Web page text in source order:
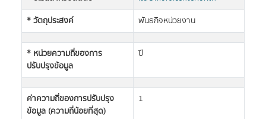
* วัตถุประสงค์
พันธกิจหน่วยงาน
* หน่วยความถี่ของการ
ปรับปรุงข้อมูล
ปี
ค่าความถี่ของการปรับปรุง
ข้อมูล (ความถี่น้อยที่สุด)
1